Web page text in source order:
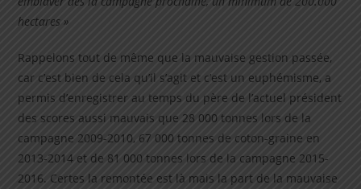
hectares »
Rappelons tout de même que la mauvaise gestion passée,
car c’est bien de cela qu’il s’agit et c’est un euphémisme, a
permis d’enregistrer au temps du père de l’actuel président
des scores aussi mauvais que 28 000 tonnes lors de la
campagne 2009-2010, 67 000 tonnes de coton-graine en
2013-2014 et de 81 000 tonnes lors de la campagne 2015-
2016. Certes la remontée est là mais la part de la mauvaise